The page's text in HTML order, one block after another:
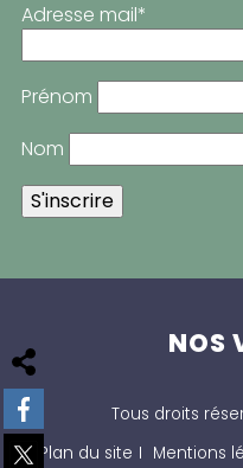
Adresse mail*
Prénom
Nom
NOS
Tous droits
Plan du site
Mentions
Facebook
X Twitter